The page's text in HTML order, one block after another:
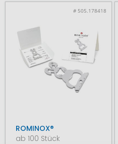
# 505.178418
ROMINOX®
ab 100 Stück